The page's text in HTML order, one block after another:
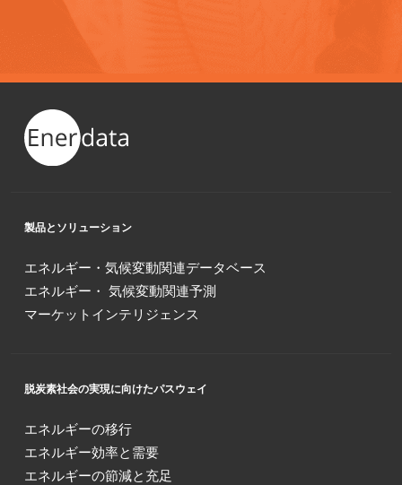
製品とソリューション
エネルギー・気候変動関連データベース
エネルギー・ 気候変動関連予測
マーケットインテリジェンス
脱炭素社会の実現に向けたパスウェイ
エネルギーの移行
エネルギー効率と需要
エネルギーの節減と充足